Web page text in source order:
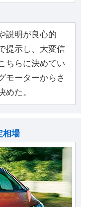
説明が良心的
提示し、大変信
ちらに決めてい
モーターからさ
めた。
相場